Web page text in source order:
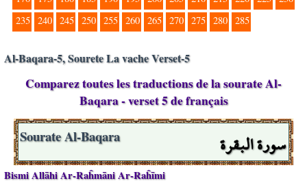
235 240 245 250 255 260 265 270 275 280 285
Al-Baqara-5, Sourete La vache Verset-5
Comparez toutes les traductions de la sourate Al-
Baqara - verset 5 de français
سورة البقرة Sourate Al-Baqara
Bismi Allāhi Ar-Raĥmāni Ar-Raĥīmi